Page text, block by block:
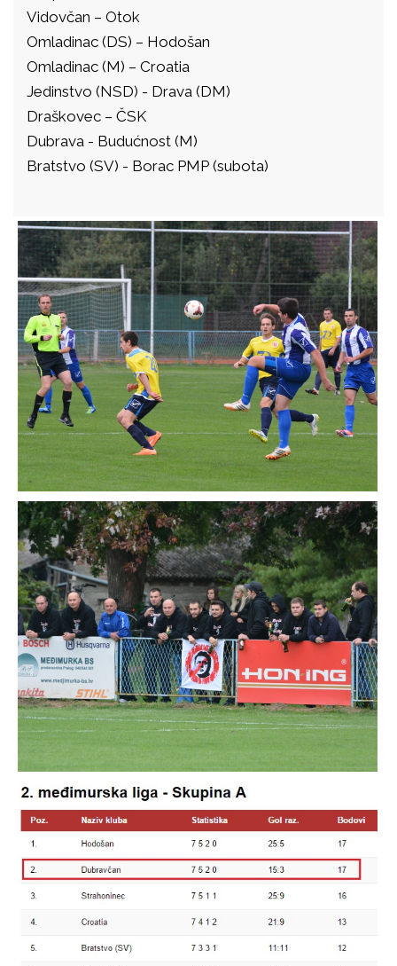
Vidovčan – Otok
Omladinac (DS) – Hodošan
Omladinac (M) – Croatia
Jedinstvo (NSD) - Drava (DM)
Draškovec – ČSK
Dubrava - Budućnost (M)
Bratstvo (SV) - Borac PMP (subota)